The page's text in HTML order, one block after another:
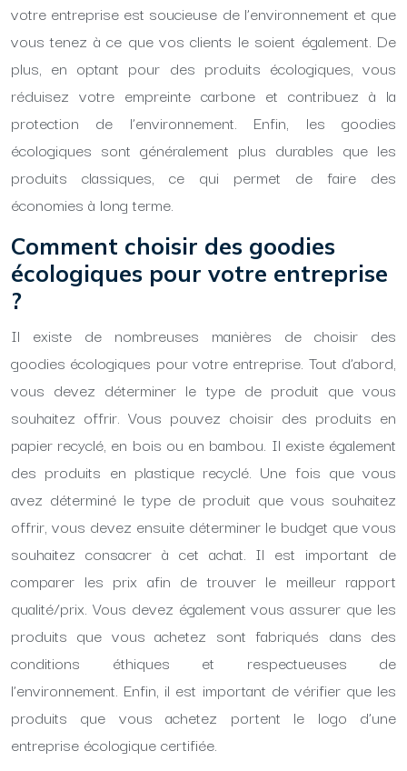
votre entreprise est soucieuse de l’environnement et que
vous tenez à ce que vos clients le soient également. De
plus, en optant pour des produits écologiques, vous
réduisez votre empreinte carbone et contribuez à la
protection de l’environnement. Enfin, les goodies
écologiques sont généralement plus durables que les
produits classiques, ce qui permet de faire des
économies à long terme.
Comment choisir des goodies
écologiques pour votre entreprise
?
Il existe de nombreuses manières de choisir des
goodies écologiques pour votre entreprise. Tout d’abord,
vous devez déterminer le type de produit que vous
souhaitez offrir. Vous pouvez choisir des produits en
papier recyclé, en bois ou en bambou. Il existe également
des produits en plastique recyclé. Une fois que vous
avez déterminé le type de produit que vous souhaitez
offrir, vous devez ensuite déterminer le budget que vous
souhaitez consacrer à cet achat. Il est important de
comparer les prix afin de trouver le meilleur rapport
qualité/prix. Vous devez également vous assurer que les
produits que vous achetez sont fabriqués dans des
conditions éthiques et respectueuses de
l’environnement. Enfin, il est important de vérifier que les
produits que vous achetez portent le logo d’une
entreprise écologique certifiée.